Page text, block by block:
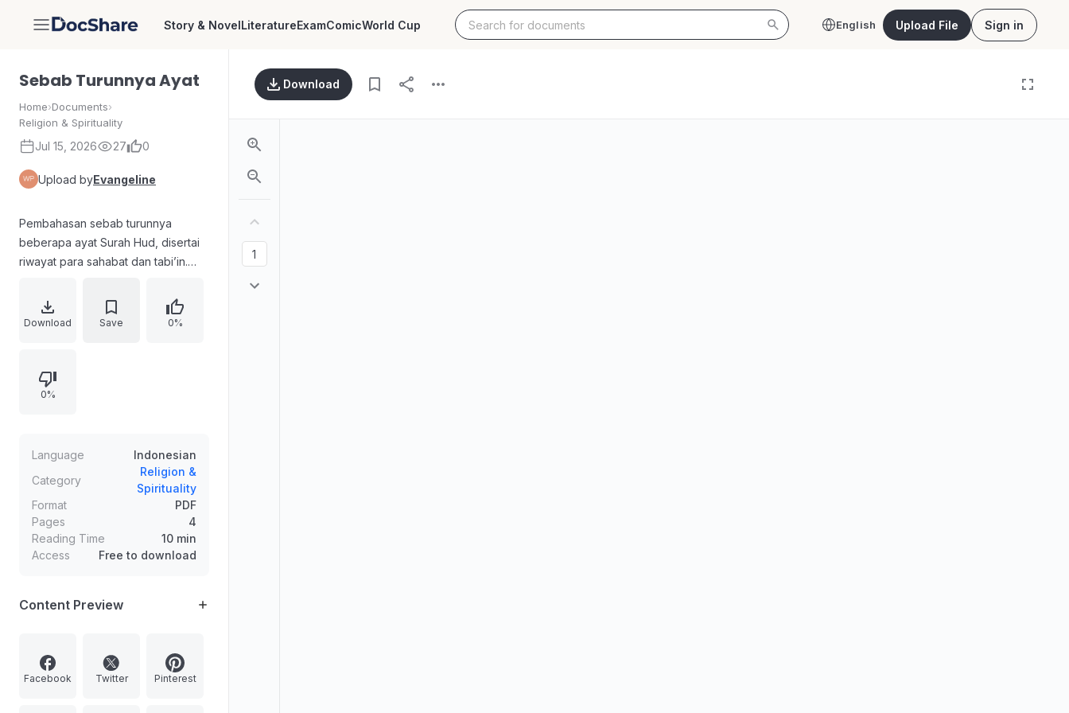
DocShare Story & NovelLiteratureExamComicWorld Cup English Upload File Sign in
Sebab Turunnya Ayat
Home›Documents›
Religion & Spirituality
Jul 15, 2026 27 0
Upload byEvangeline
Pembahasan sebab turunnya
beberapa ayat Surah Hud, disertai
riwayat para sahabat dan tabi’in.
tentang kemunafikan dan
penghindaran, ayat 8 tentang
terkait pelaksanaan shalat,
penghapus dosa, dan perintah
hadis yang relevan.
Download Save 0%
0%
Language
Indonesian
Category
Religion &
Spirituality
Format
PDF
Pages
4
Reading Time
10 min
Access
Free to download
Content Preview
Facebook Twitter Pinterest
Download